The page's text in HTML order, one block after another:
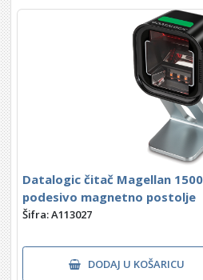
Datalogic čitač Magellan
podesivo magnetno postolje
Šifra: A113027
DODAJ U KOŠARICU